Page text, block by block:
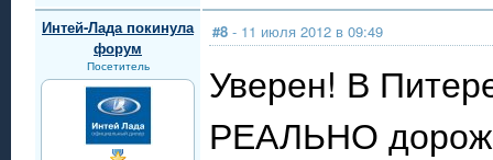
Интей-Лада покинула
форум
Посетитель
#8 - 11 июля 2012 в 09:49
Уверен! В
РЕАЛЬНО